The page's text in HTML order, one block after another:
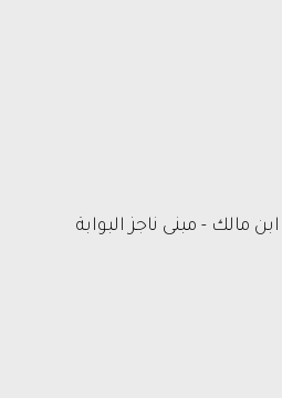
مالك - مبنى ناجز البوابة